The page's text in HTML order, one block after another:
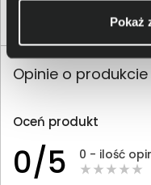
Pokaż
Włóż do torby
Opinie o produkcie
Oceń produkt
0/5 0 - ilość